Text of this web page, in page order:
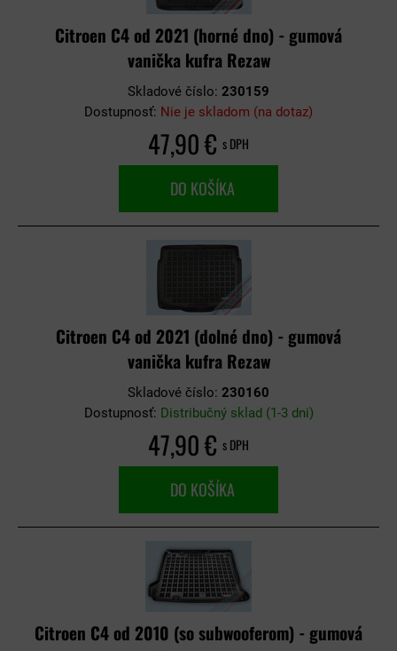
Citroen C4 od 2021 (horné dno) - gumová
vanička kufra Rezaw
Skladové číslo: 230159
Dostupnosť: Nie je skladom (na dotaz)
47,90 € s DPH
DO KOŠÍKA
Citroen C4 od 2021 (dolné dno) - gumová
vanička kufra Rezaw
Skladové číslo: 230160
Dostupnosť: Distribučný sklad (1-3 dni)
47,90 € s DPH
DO KOŠÍKA
Citroen C4 od 2010 (so subwooferom) - gumová